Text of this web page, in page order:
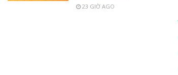
23 GIỜ AGO